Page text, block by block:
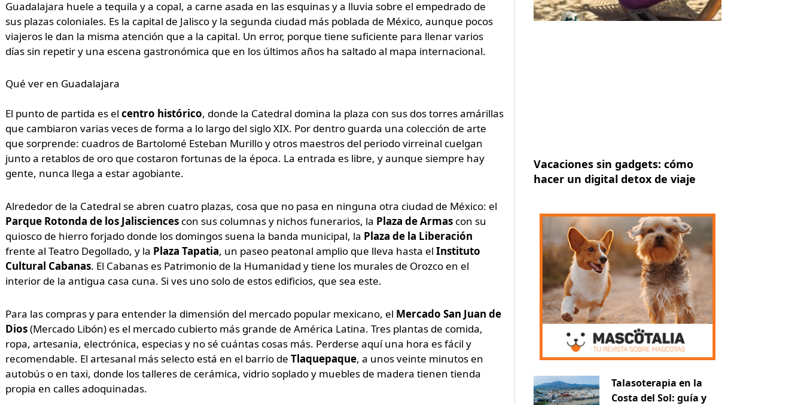
Guadalajara huele a tequila y a copal, a carne asada en las esquinas y a lluvia sobre el empedrado de
sus plazas coloniales. Es la capital de Jalisco y la segunda ciudad más poblada de México, aunque pocos
viajeros le dan la misma atención que a la capital. Un error, porque tiene suficiente para llenar varios
días sin repetir y una escena gastronómica que en los últimos años ha saltado al mapa internacional.
Qué ver en Guadalajara
El punto de partida es el centro histórico, donde la Catedral domina la plaza con sus dos torres amárillas
que cambiaron varias veces de forma a lo largo del siglo XIX. Por dentro guarda una colección de arte
que sorprende: cuadros de Bartolomé Esteban Murillo y otros maestros del periodo virreinal cuelgan
junto a retablos de oro que costaron fortunas de la época. La entrada es libre, y aunque siempre hay
gente, nunca llega a estar agobiante.
Alrededor de la Catedral se abren cuatro plazas, cosa que no pasa en ninguna otra ciudad de México: el
Parque Rotonda de los Jalisciencescon sus columnas y nichos funerarios, la Plaza de Armascon su
quiosco de hierro forjado donde los domingos suena la banda municipal, la Plaza de la Liberación
frente al Teatro Degollado, y la Plaza Tapatia, un paseo peatonal amplio que lleva hasta el Instituto
Cultural Cabanas. El Cabanas es Patrimonio de la Humanidad y tiene los murales de Orozco en el
interior de la antigua casa cuna. Si ves uno solo de estos edificios, que sea este.
Para las compras y para entender la dimensión del mercado popular mexicano, el Mercado San Juan de
Dios(Mercado Libón) es el mercado cubierto más grande de América Latina. Tres plantas de comida,
ropa, artesania, electrónica, especias y no sé cuántas cosas más. Perderse aquí una hora es fácil y
recomendable. El artesanal más selecto está en el barrio de Tlaquepaque, a unos veinte minutos en
autobús o en taxi, donde los talleres de cerámica, vidrio soplado y muebles de madera tienen tienda
propia en calles adoquinadas.
Vacaciones sin gadgets: cómo
hacer un digital detox de viaje
Talasoterapia en la
Costa del Sol: guía y